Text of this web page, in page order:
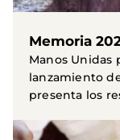
Memoria
Manos Unidas
lanzamiento
presenta los